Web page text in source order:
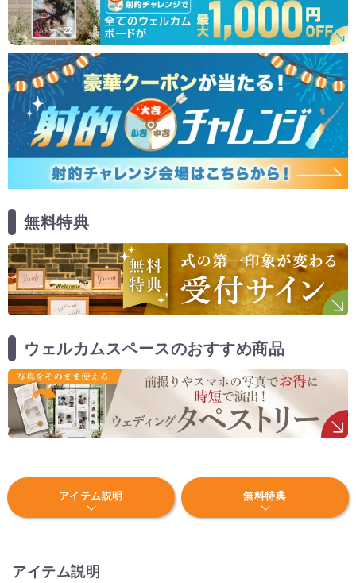
無料特典
ウェルカムスペースのおすすめ商品
アイテム説明 無料特典
アイテム説明